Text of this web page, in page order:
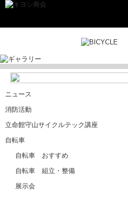
ニュース
消防活動
立命館守山サイクルテック講座
自転車
自転車 おすすめ
自転車 組立・整備
展示会